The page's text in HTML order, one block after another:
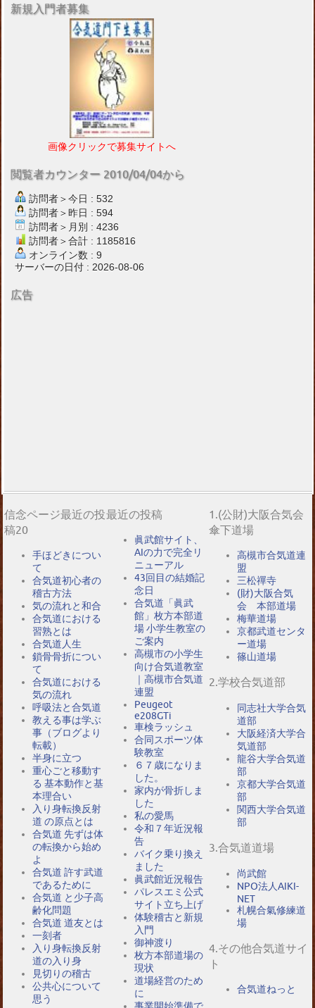
新規入門者募集
画像クリックで募集サイトへ
閲覧者カウンター 2010/04/04から
訪問者＞今日 : 532
訪問者＞昨日 : 594
訪問者＞月別 : 4236
訪問者＞合計 : 1185816
オンライン数 : 9
サーバーの日付 : 2026-08-06
広告
信念ページ最近の投
稿20
手ほどきについ
て
合気道初心者の
稽古方法
気の流れと和合
合気道における
習熟とは
合気道人生
鎖骨骨折につい
て
合気道における
気の流れ
呼吸法と合気道
教える事は学ぶ
事（ブログより
転載）
半身に立つ
重心ごと移動す
る 基本動作と基
本理合い
入り身転換反射
道 の原点とは
合気道 先ずは体
の転換から始め
よ
合気道 許す武道
であるために
合気道 と少子高
齢化問題
合気道 道友とは
一刻者
入り身転換反射
道の入り身
見切りの稽古
公共心について
思う
最近の投稿
眞武館サイト、
AIの力で完全リ
ニューアル
43回目の結婚記
念日
合気道「眞武
館」枚方本部道
場 小学生教室の
ご案内
高槻市の小学生
向け合気道教室
｜高槻市合気道
連盟
Peugeot
e208GTi
車検ラッシュ
合同スポーツ体
験教室
６７歳になりま
した。
家内が骨折しま
した
私の愛馬
令和７年近況報
告
バイク乗り換え
ました
眞武館近況報告
パレスエミ公式
サイト立ち上げ
体験稽古と新規
入門
御神渡り
枚方本部道場の
現状
道場経営のため
に
1.(公財)大阪合気会
傘下道場
高槻市合気道連
盟
三松禪寺
(財)大阪合気
会 本部道場
梅華道場
京都武道センタ
ー道場
篠山道場
2.学校合気道部
同志社大学合気
道部
大阪経済大学合
気道部
龍谷大学合気道
部
京都大学合気道
部
関西大学合気道
部
3.合気道道場
尚武館
NPO法人AIKI-
NET
札幌合氣修練道
場
4.その他合気道サイ
ト
合気道ねっと